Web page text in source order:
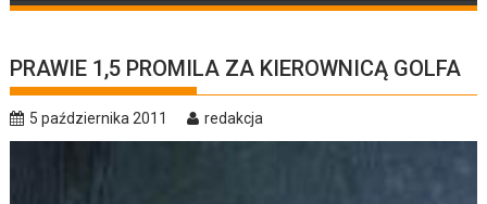
PRAWIE 1,5 PROMILA ZA KIEROWNICĄ GOLFA
5 października 2011 redakcja